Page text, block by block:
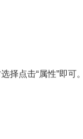
择点击“属性”即可